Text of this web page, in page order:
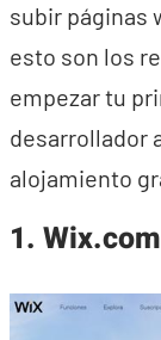
subir páginas
esto son los
empezar tu
desarrollador
alojamiento
1. Wix.com